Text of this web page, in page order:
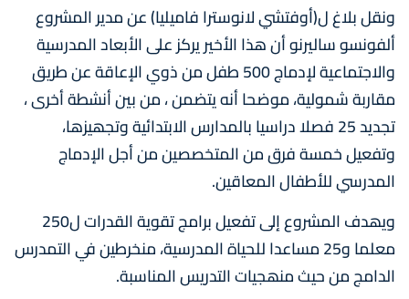
ونقل بلاغ ل(أوفتشي لانوسترا فاميليا) عن مدير المشروع
ألفونسو ساليرنو أن هذا الأخير يركز على الأبعاد المدرسیة
والاجتماعیة لإدماج 500 طفل من ذوي الإعاقة عن طریق
مقاربة شمولیة، موضحا أنه یتضمن ، من بين أنشطة أخرى ،
تجدید 25 فصلا دراسیا بالمدارس الابتدائیة وتجھیزھا،
وتفعیل خمسة فرق من المتخصصین من أجل الإدماج
المدرسي للأطفال المعاقین.
ویھدف المشروع إلى تفعیل برامج تقویة القدرات ل250
معلما و25 مساعدا للحیاة المدرسیة، منخرطین في التمدرس
الدامج من حیث منھجیات التدریس المناسبة.